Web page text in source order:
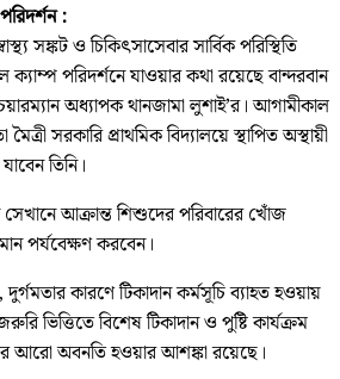
:
সঙ্কট ও চিকিৎসাসেবার সার্বিক পরিস্থিতি
ক্যাম্প পরিদর্শনে যাওয়ার কথা রয়েছে বান্দরবান
অধ্যাপক থানজামা লুশাই’র। আগামীকাল
সরকারি প্রাথমিক বিদ্যালয়ে স্থাপিত অস্থায়ী
তিনি।
সেখানে আক্রান্ত শিশুদের পরিবারের খোঁজ
পর্যবেক্ষণ করবেন।
কারণে টিকাদান কর্মসূচি ব্যাহত হওয়ায়
ভিত্তিতে বিশেষ টিকাদান ও পুষ্টি কার্যক্রম
আরো অবনতি হওয়ার আশঙ্কা রয়েছে।